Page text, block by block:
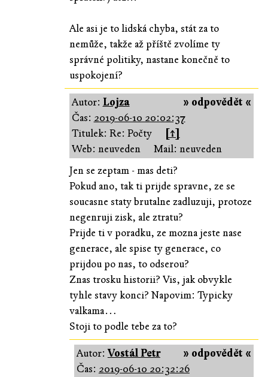
Ale asi je to lidská chyba, stát za to
nemůže, takže až příště zvolíme ty
správné politiky, nastane konečně to
uspokojení?
» odpovědět «
Autor: Lojza
Čas: 2019-06-10 20:02:37
Titulek: Re: Počty
[↑]
Web: neuveden
Mail: neuveden
Jen se zeptam - mas deti?
Pokud ano, tak ti prijde spravne, ze se
soucasne staty brutalne zadluzuji, protoze
negenruji zisk, ale ztratu?
Prijde ti v poradku, ze mozna jeste nase
generace, ale spise ty generace, co
prijdou po nas, to odserou?
Znas trosku historii? Vis, jak obvykle
tyhle stavy konci? Napovim: Typicky
valkama…
Stoji to podle tebe za to?
» odpovědět «
Autor:Vostál Petr
Čas: 2019-06-10 20:32:26